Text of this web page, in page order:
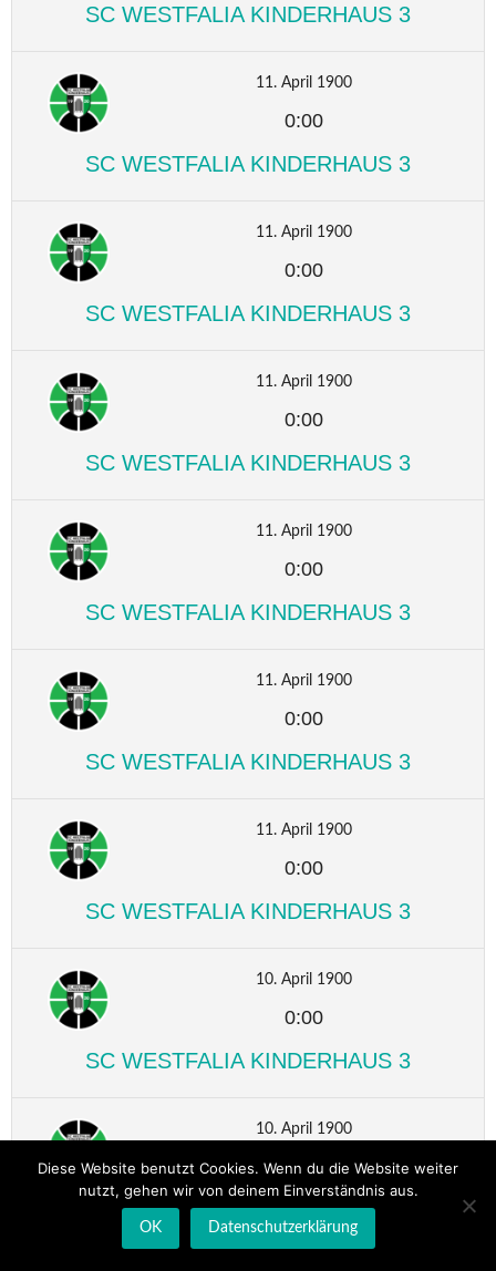
SC WESTFALIA KINDERHAUS 3
11. April 1900
0:00
SC WESTFALIA KINDERHAUS 3
11. April 1900
0:00
SC WESTFALIA KINDERHAUS 3
11. April 1900
0:00
SC WESTFALIA KINDERHAUS 3
11. April 1900
0:00
SC WESTFALIA KINDERHAUS 3
11. April 1900
0:00
SC WESTFALIA KINDERHAUS 3
11. April 1900
0:00
SC WESTFALIA KINDERHAUS 3
10. April 1900
0:00
SC WESTFALIA KINDERHAUS 3
10. April 1900
0:00
SC WESTFALIA KINDERHAUS 3
Diese Website benutzt Cookies. Wenn du die Website weiter
nutzt, gehen wir von deinem Einverständnis aus.
OK Datenschutzerklärung